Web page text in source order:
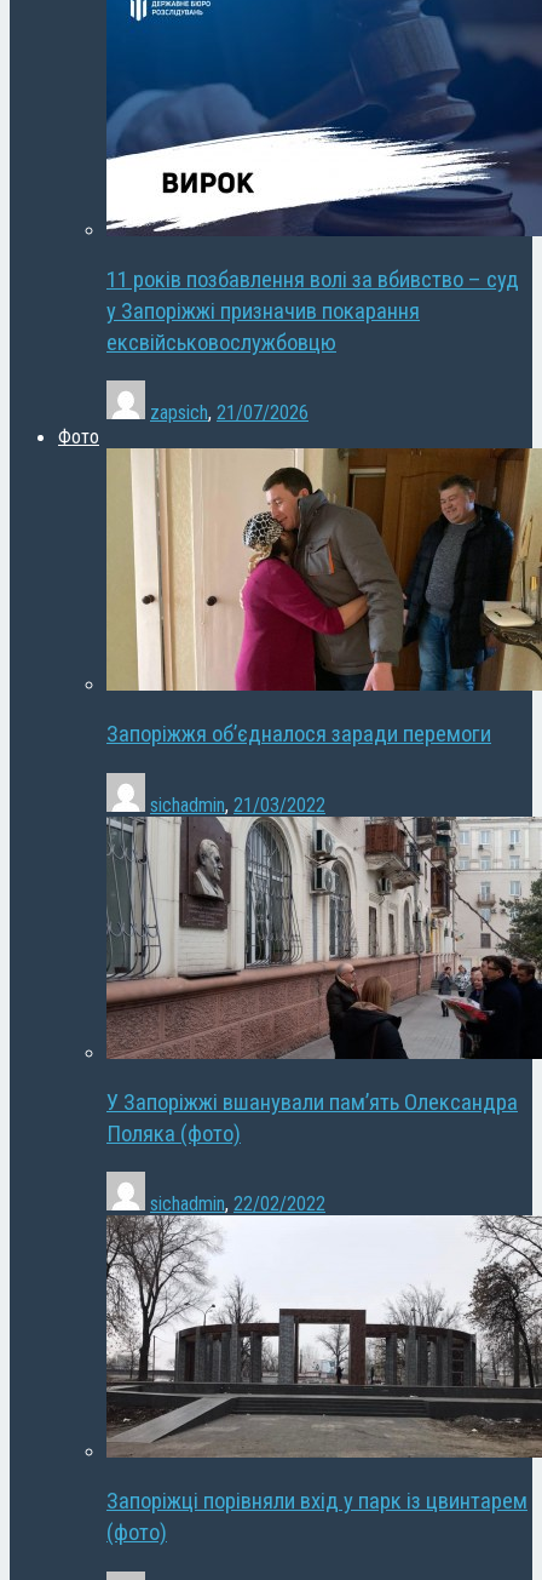
11 років позбавлення волі за вбивство – суд
у Запоріжжі призначив покарання
ексвійськовослужбовцю
zapsich, 21/07/2026
Фото
Запоріжжя об’єдналося заради перемоги
sichadmin, 21/03/2022
У Запоріжжі вшанували пам’ять Олександра
Поляка (фото)
sichadmin, 22/02/2022
Запоріжці порівняли вхід у парк із цвинтарем
(фото)